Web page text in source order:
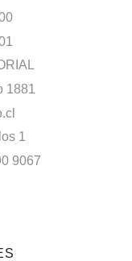
1881
1
9067